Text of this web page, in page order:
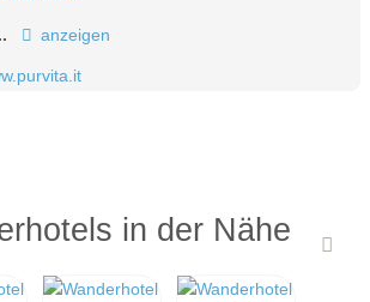
anzeigen
in der Nähe